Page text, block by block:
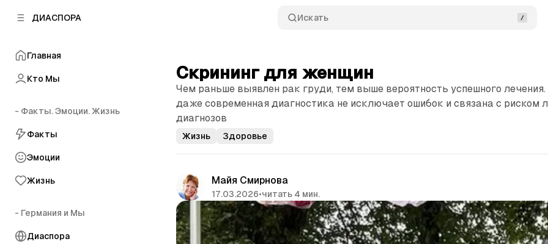
ДИАСПОРА Искать
Главная
Кто Мы
- Факты. Эмоции. Жизнь
Факты
Эмоции
Жизнь
- Германия и Мы
Диаспора
Скрининг для женщин
Чем раньше выявлен рак груди, тем выше вероятность успешного
даже современная диагностика не исключает ошибок и связана с риском
диагнозов
Жизнь Здоровье
Майя Смирнова
17.03.2026•читать 4 мин.